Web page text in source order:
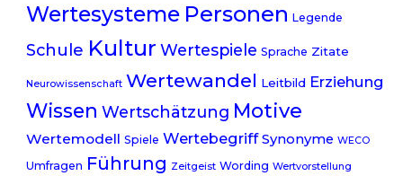
Wertesysteme Personen Legende
Schule Kultur Wertespiele Sprache Zitate
Neurowissenschaft Wertewandel Leitbild Erziehung
Wissen Wertschätzung Motive
Wertemodell Spiele Wertebegriff Synonyme WECO
Umfragen Führung Zeitgeist Wording Wertvorstellung